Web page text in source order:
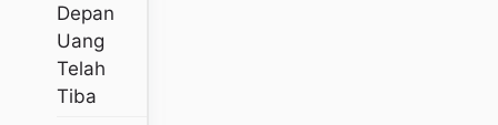
Depan
Uang
Telah
Tiba